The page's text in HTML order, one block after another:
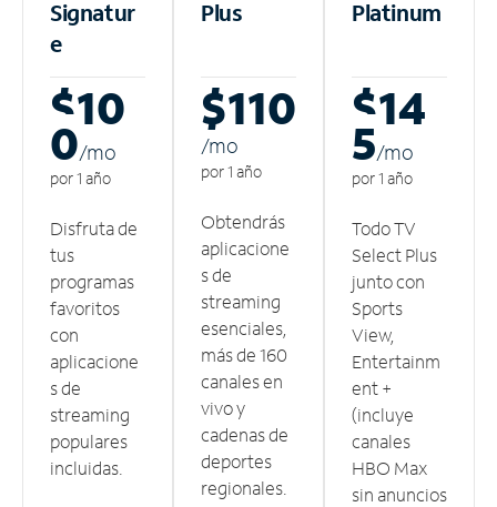
Signatur
e
$10
0/mo
por 1 año
Disfruta de
tus
programas
favoritos
con
aplicacione
s de
streaming
populares
incluidas.
Plus
$110
/mo
por 1 año
Obtendrás
aplicacione
s de
streaming
esenciales,
más de 160
canales en
vivo y
cadenas de
deportes
regionales.
Platinum
$14
5/mo
por 1 año
Todo TV
Select Plus
junto con
Sports
View,
Entertainm
ent +
(incluye
canales
HBO Max
sin anuncios